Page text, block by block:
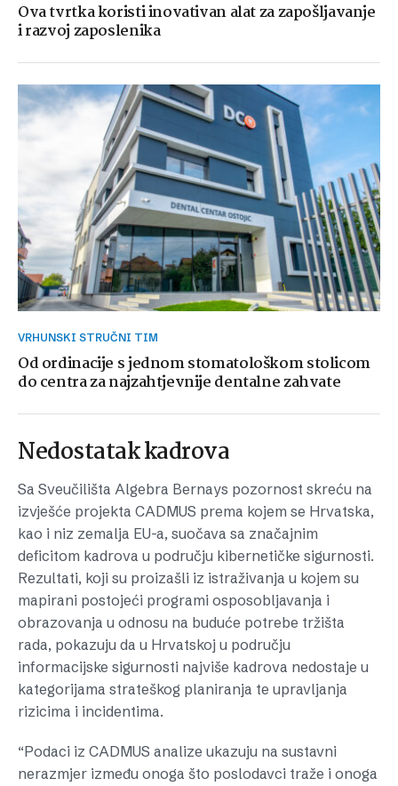
Ova tvrtka koristi inovativan alat za zapošljavanje
i razvoj zaposlenika
VRHUNSKI STRUČNI TIM
Od ordinacije s jednom stomatološkom stolicom
do centra za najzahtjevnije dentalne zahvate
Nedostatak kadrova
Sa Sveučilišta Algebra Bernays pozornost skreću na
izvješće projekta CADMUS prema kojem se Hrvatska,
kao i niz zemalja EU-a, suočava sa značajnim
deficitom kadrova u području kibernetičke sigurnosti.
Rezultati, koji su proizašli iz istraživanja u kojem su
mapirani postojeći programi osposobljavanja i
obrazovanja u odnosu na buduće potrebe tržišta
rada, pokazuju da u Hrvatskoj u području
informacijske sigurnosti najviše kadrova nedostaje u
kategorijama strateškog planiranja te upravljanja
rizicima i incidentima.
“Podaci iz CADMUS analize ukazuju na sustavni
nerazmjer između onoga što poslodavci traže i onoga